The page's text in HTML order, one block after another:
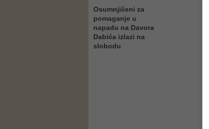
Osumnjičeni za
pomaganje u
napadu na Davora
Dabića izlazi na
slobodu